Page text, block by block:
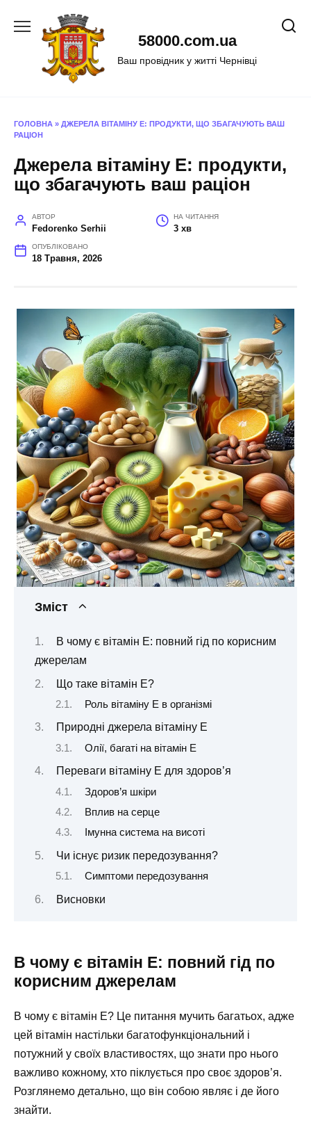
58000.com.ua
Ваш провідник у житті Чернівці
ГОЛОВНА » ДЖЕРЕЛА ВІТАМІНУ Е: ПРОДУКТИ, ЩО ЗБАГАЧУЮТЬ ВАШ
РАЦІОН
Джерела вітаміну Е: продукти,
що збагачують ваш раціон
АВТОР
Fedorenko Serhii
НА ЧИТАННЯ
3 хв
ОПУБЛІКОВАНО
18 Травня, 2026
Зміст
В чому є вітамін Е: повний гід по корисним
джерелам
Що таке вітамін Е?
Роль вітаміну Е в організмі
Природні джерела вітаміну Е
Олії, багаті на вітамін Е
Переваги вітаміну Е для здоров’я
Здоров’я шкіри
Вплив на серце
Імунна система на висоті
Чи існує ризик передозування?
Симптоми передозування
Висновки
В чому є вітамін Е: повний гід по
корисним джерелам
В чому є вітамін Е? Це питання мучить багатьох, адже
цей вітамін настільки багатофункціональний і
потужний у своїх властивостях, що знати про нього
важливо кожному, хто піклується про своє здоров’я.
Розглянемо детально, що він собою являє і де його
знайти.